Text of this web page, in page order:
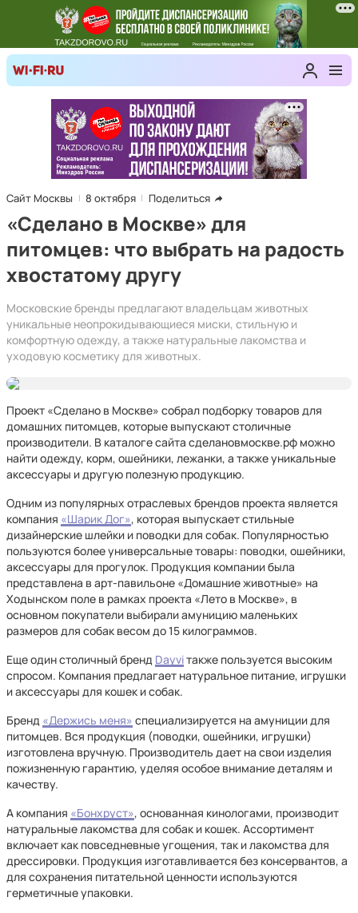
Сайт Москвы 8 октября Поделиться
«Сделано в Москве» для
питомцев: что выбрать на радость
хвостатому другу
Московские бренды предлагают владельцам животных
уникальные неопрокидывающиеся миски, стильную и
комфортную одежду, а также натуральные лакомства и
уходовую косметику для животных.
Проект «Сделано в Москве» собрал подборку товаров для
домашних питомцев, которые выпускают столичные
производители. В каталоге сайта сделановмоскве.рф можно
найти одежду, корм, ошейники, лежанки, а также уникальные
аксессуары и другую полезную продукцию.
Одним из популярных отраслевых брендов проекта является
компания «Шарик Дог», которая выпускает стильные
дизайнерские шлейки и поводки для собак. Популярностью
пользуются более универсальные товары: поводки, ошейники,
аксессуары для прогулок. Продукция компании была
представлена в арт-павильоне «Домашние животные» на
Ходынском поле в рамках проекта «Лето в Москве», в
основном покупатели выбирали амуницию маленьких
размеров для собак весом до 15 килограммов.
Еще один столичный бренд Dayviтакже пользуется высоким
спросом. Компания предлагает натуральное питание, игрушки
и аксессуары для кошек и собак.
Бренд «Держись меня» специализируется на амуниции для
питомцев. Вся продукция (поводки, ошейники, игрушки)
изготовлена вручную. Производитель дает на свои изделия
пожизненную гарантию, уделяя особое внимание деталям и
качеству.
А компания «Бонхруст», основанная кинологами, производит
натуральные лакомства для собак и кошек. Ассортимент
включает как повседневные угощения, так и лакомства для
дрессировки. Продукция изготавливается без консервантов, а
для сохранения питательной ценности используются
герметичные упаковки.